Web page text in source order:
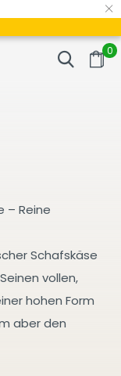
×
0
Meistens Lieferung
– Reine
Schafskäse
vollen,
hohen Form
aber den